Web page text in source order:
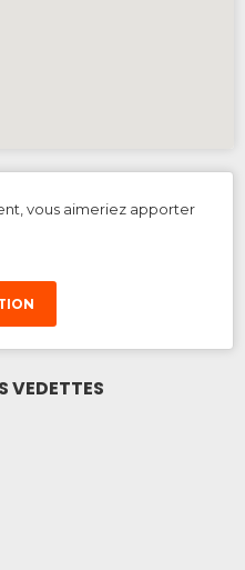
vous aimeriez apporter
VEDETTES